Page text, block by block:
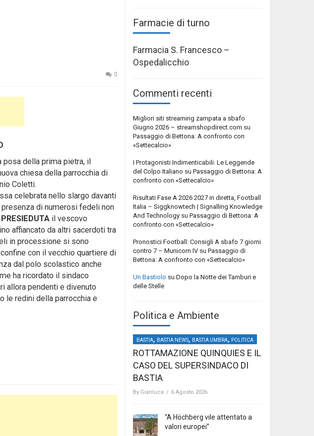
0
posa della prima pietra, il
chiesa della parrocchia di
Coletti.
celebrata nello slargo davanti
di numerosi fedeli non
PRESIEDUTA il vescovo
affiancato da altri sacerdoti tra
in processione si sono
con il vecchio quartiere di
dal polo scolastico anche
ha ricordato il sindaco
allora pendenti e divenuto
le redini della parrocchia e
Farmacie di turno
Farmacia S. Francesco –
Ospedalicchio
Commenti recenti
Migliori siti streaming zampata a sbafo
Giugno 2026 – streamshopdirect.com su
Passaggio di Bettona: A confronto con
«Settecalcio»
I Protagonisti Indimenticabili: Le Leggende
del Colpo Italiano su Passaggio di Bettona: A
confronto con «Settecalcio»
Risultati Fase A 2026 2027 in diretta, Football
Italia – Siggknowtech | Signalling Knowledge
And Technology su Passaggio di Bettona: A
confronto con «Settecalcio»
Pronostici Football: Consigli A sbafo 7 giorni
contro 7 – Municorn IV su Passaggio di
Bettona: A confronto con «Settecalcio»
Un Bastiolo su Dopo la Notte dei Tamburi e
delle Stelle
Politica e Ambiente
BASTIA, BASTIA NEWS, BASTIA UMBRA, POLITICA
“LA BOCCIATURA DELLA
ROTTAMAZIONE QUINQUIES E IL
CASO DEL SUPERSINDACO DI
BASTIA
By Gianluca / 6 Agosto 2026
“A Höchberg vile attentato a
valori europei”